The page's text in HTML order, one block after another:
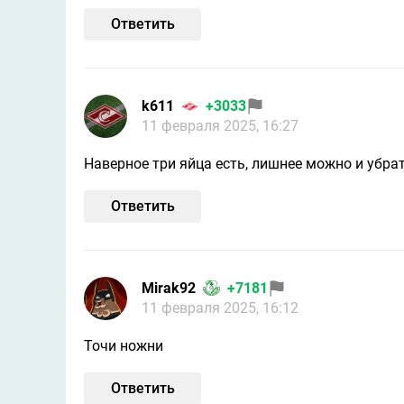
Ответить
k611
+3033
11 февраля 2025, 16:27
Наверное три яйца есть, лишнее можно и
Ответить
Mirak92
+7181
11 февраля 2025, 16:12
Точи ножни
Ответить